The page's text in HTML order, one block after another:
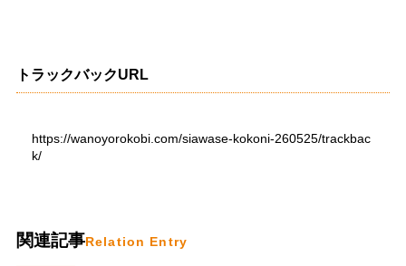
トラックバックURL
https://wanoyorokobi.com/siawase-kokoni-260525/trackbac
k/
関連記事Relation Entry